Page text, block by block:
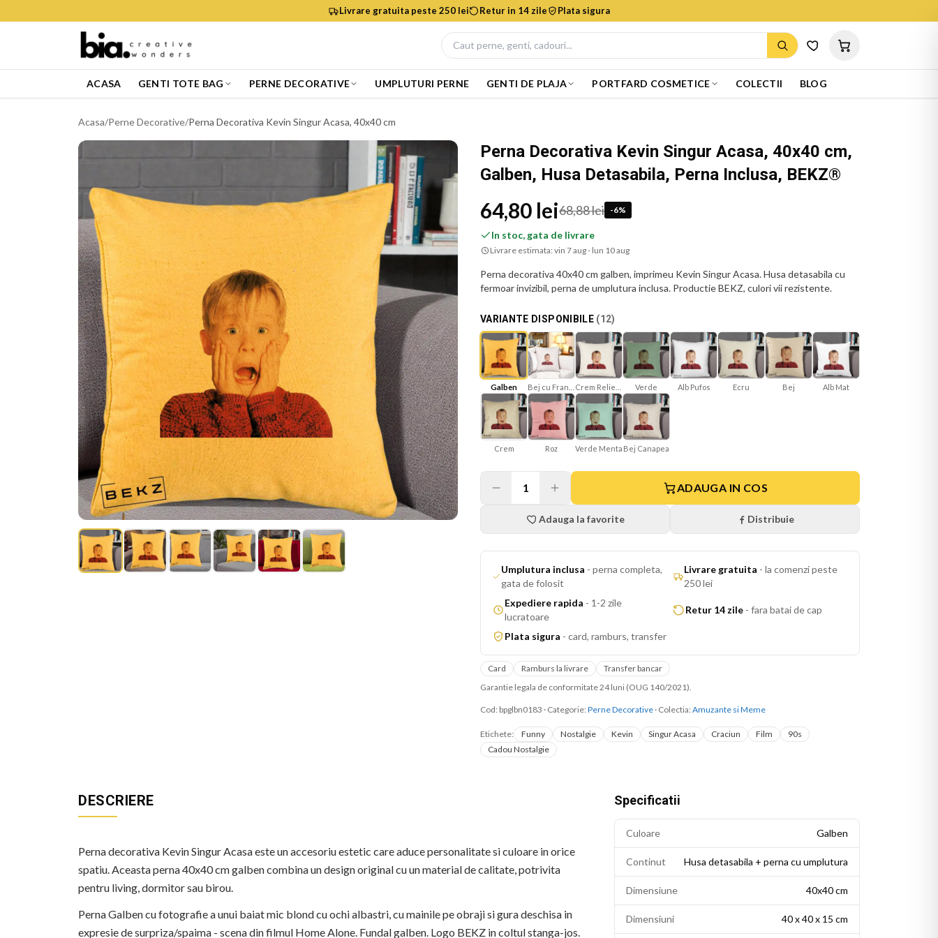
Livrare gratuita peste 250 lei Retur in 14 zile Plata sigura
ACASA GENTI TOTE BAG PERNE DECORATIVE UMPLUTURI PERNE GENTI DE PLAJA PORTFARD COSMETICE COLECTII BLOG
Acasa/Perne Decorative/Perna Decorativa Kevin Singur Acasa, 40x40 cm
Perna Decorativa Kevin Singur Acasa, 40x40 cm,
Galben, Husa Detasabila, Perna Inclusa, BEKZ®
64,80 lei68,88 lei -6%
In stoc, gata de livrare
Livrare estimata: vin 7 aug - lun 10 aug
Perna decorativa 40x40 cm galben, imprimeu Kevin Singur Acasa. Husa detasabila cu
fermoar invizibil, perna de umplutura inclusa. Productie BEKZ, culori vii rezistente.
VARIANTE DISPONIBILE (12)
Galben Verde Alb Pufos Ecru Bej Alb Mat
Crem Roz Verde Menta Bej Canapea
1 ADAUGA IN COS
Adauga la favorite Distribuie
Umplutura inclusa -perna completa,
gata de folosit
Livrare gratuita -la comenzi peste
250 lei
Expediere rapida - 1-2 zile
lucratoare
Retur 14 zile - fara batai de cap
Plata sigura - card, ramburs, transfer
Card Ramburs la livrare
Transfer bancar
Garantie legala de conformitate 24 luni (OUG 140/2021).
Cod: bpglbn0183 · Categorie: Perne Decorative · Colectia: Amuzante si Meme
Etichete: Funny Nostalgie Kevin Singur Acasa Craciun Film
90s
Cadou Nostalgie
DESCRIERE
Perna decorativa Kevin Singur Acasa este un accesoriu estetic care aduce personalitate si culoare in orice
spatiu. Aceasta perna 40x40 cm galben combina un design original cu un material de calitate, potrivita
pentru living, dormitor sau birou.
Perna Galben cu fotografie a unui baiat mic blond cu ochi albastri, cu mainile pe obraji si gura deschisa in
expresie de surpriza/spaima - scena din filmul Home Alone. Fundal galben. Logo BEKZ in coltul stanga-jos.
Specificatii
Culoare Galben
Continut Husa detasabila + perna cu umplutura
Dimensiune 40x40 cm
Dimensiuni 40 x 40 x 15 cm